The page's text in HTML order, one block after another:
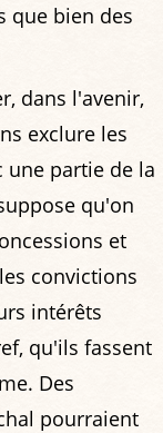
que bien des
dans l'avenir,
exclure les
une partie de la
qu'on
et
convictions
intérêts
qu'ils fassent
Des
pourraient